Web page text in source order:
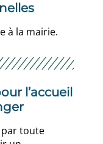
à la mairie.
l’accueil
par toute